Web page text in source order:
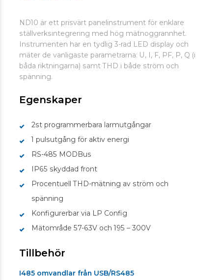
ND10 är ett prisvärt panelinstrument för enklare
ställverksintegrering med hög mätnoggrannhet.
Instrumenten har en tydlig 3-rad LED display och
mäter de vanligaste parametrarna: U, I, F, PF, P, Q (i
båda riktningarna) samt THD i både ström och
spänning.
Egenskaper
2st programmerbara larmutgångar
1 pulsutgång för aktiv energi
RS-485 MODBus
IP65 skyddad front
Procentuell THD-mätning av ström och
spänning
Konfigurerbar via LP Config
Mätområde 57-63V och 195 – 300V
Tillbehör
I485 omvandlar från USB/RS485